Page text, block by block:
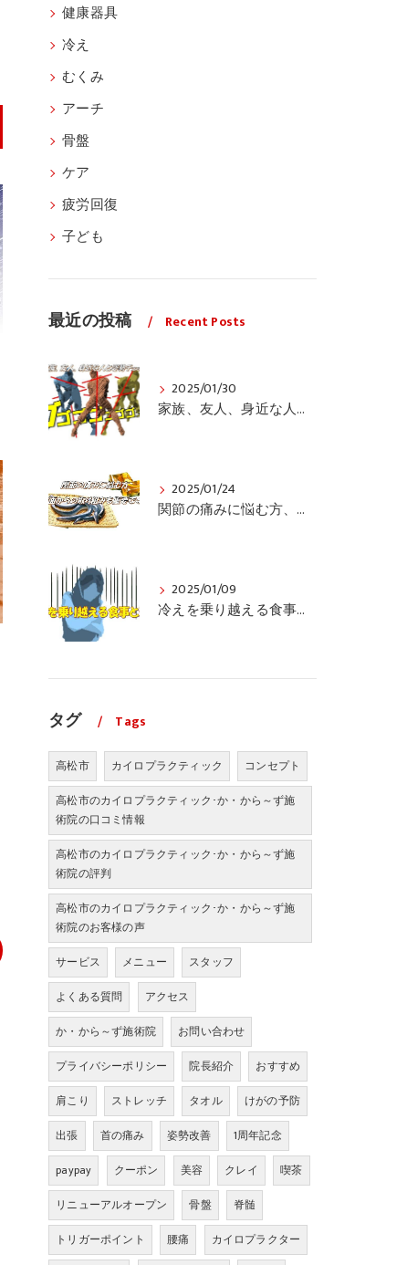
健康器具
冷え
むくみ
アーチ
骨盤
ケア
疲労回復
子ども
最近の投稿 Recent Posts
2025/01/30
家族、友人、身近な人の姿勢をちょっと見てみませんか？
2025/01/24
関節の痛みに悩む方、栄養面からの取り組みも重要ですよ！
2025/01/09
冷えを乗り越える食事と運動
タグ Tags
高松市 カイロプラクティック
コンセプト
高松市のカイロプラクティック･か・から～ず施
術院の口コミ情報
高松市のカイロプラクティック･か・から～ず施
術院の評判
高松市のカイロプラクティック･か・から～ず施
術院のお客様の声
サービス
メニュー
スタッフ
よくある質問
アクセス
か・から～ず施術院
お問い合わせ
プライバシーポリシー
院長紹介
おすすめ
肩こり
ストレッチ タオル
けがの予防
出張
首の痛み 姿勢改善
1周年記念
paypay
クーポン 美容 クレイ
喫茶
リニューアルオープン
骨盤
脊髄
トリガーポイント
腰痛
カイロプラクター